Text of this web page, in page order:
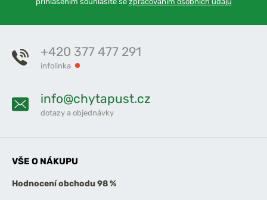
+420 377 477 291
infolinka
info@chytapust.cz
dotazy a objednávky
VŠE O NÁKUPU
Hodnocení obchodu 98 %